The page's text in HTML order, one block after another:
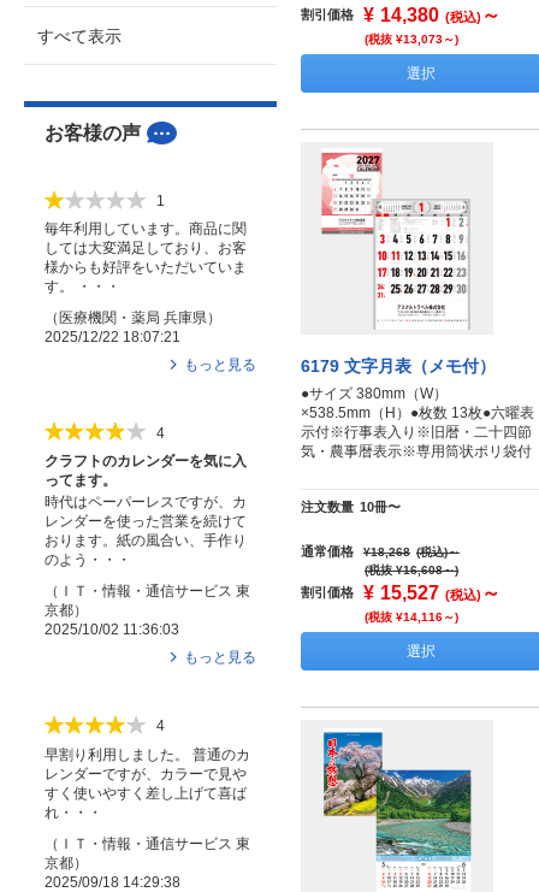
割引価格 ¥ 14,380 (税込) ～
(税抜 ¥13,073～)
選択
6179 文字月表（メモ付）
●サイズ 380mm（W）
×538.5mm（H）●枚数 13枚●六曜表
示付※行事表入り※旧暦・二十四節
気・農事暦表示※専用筒状ポリ袋付
注文数量 10冊〜
通常価格 ¥18,268 (税込)～
(税抜 ¥16,608～)
割引価格 ¥ 15,527 (税込) ～
(税抜 ¥14,116～)
選択
すべて表示
お客様の声
1
毎年利用しています。商品に関
しては大変満足しており、お客
様からも好評をいただいていま
す。 ・・・
（医療機関・薬局 兵庫県 ）
2025/12/22 18:07:21
もっと見る
4
クラフトのカレンダーを気に入
ってます。
時代はペーパーレスですが、カ
レンダーを使った営業を続けて
おります。紙の風合い、手作り
のよう・・・
（ ＩＴ・情報・通信サービス 東
京都）
2025/10/02 11:36:03
もっと見る
4
早割り利用しました。 普通のカ
レンダーですが、カラーで見や
すく使いやすく差し上げて喜ば
れ・・・
（ ＩＴ・情報・通信サービス 東
京都）
2025/09/18 14:29:38